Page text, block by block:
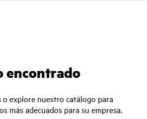
encontrado
o explore nuestro catálogo para
más adecuados para su empresa.